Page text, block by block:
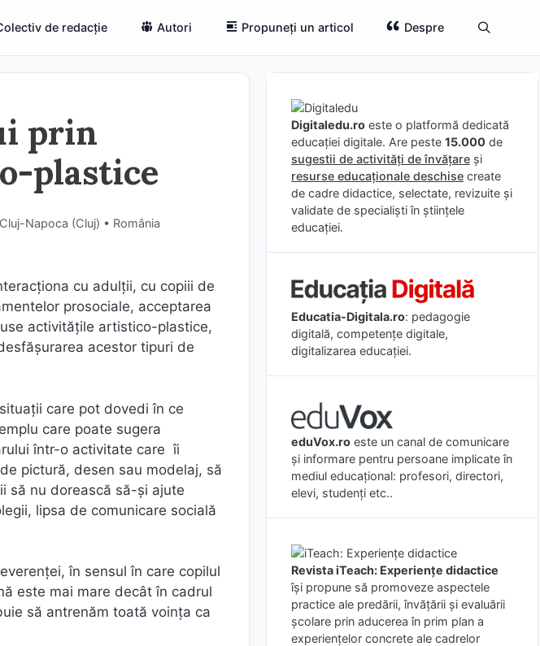
de redacție Autori Propuneți un articol Despre
prin
plastice
Napoca (Cluj) • România
cu adulții, cu copiii de
prosociale, acceptarea
activitățile artistico-plastice,
acestor tipuri de
care pot dovedi în ce
care poate sugera
într-o activitate care îi
pictură, desen sau modelaj, să
să nu dorească să-și ajute
lipsa de comunicare socială
în sensul în care copilul
este mai mare decât în cadrul
să antrenăm toată voința ca
Digitaledu.ro este o platformă dedicată
educației digitale. Are peste 15.000 de
sugestii de activități de învățare și
resurse educaționale deschise create
de cadre didactice, selectate, revizuite și
validate de specialiști în științele
educației.
Educatia-Digitala.ro: pedagogie
digitală, competențe digitale,
digitalizarea educației.
eduVox.ro este un canal de comunicare
și informare pentru persoane implicate în
mediul educațional: profesori, directori,
elevi, studenți etc..
Revista iTeach: Experienţe didactice
îşi propune să promoveze aspectele
practice ale predării, învăţării şi evaluării
şcolare prin aducerea în prim plan a
experienţelor concrete ale cadrelor